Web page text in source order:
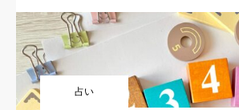
占い